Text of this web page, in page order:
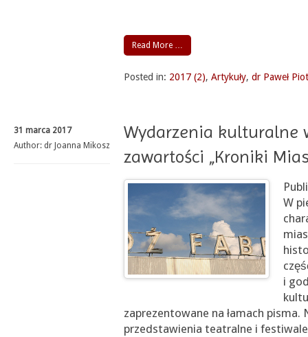
Read More …
Posted in: 2017 (2), Artykuły, dr Paweł
31 marca 2017
Author: dr Joanna Mikosz
Wydarzenia kulturalne
zawartości „Kroniki
W
i
zaprezentowane na łamach
przedstawienia teatralne i